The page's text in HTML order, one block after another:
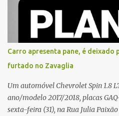
que, ao receber a entrega, voltou a
baixo calão e insultos. Ela
sozinha e que se sentiu
situação. Fonte: São Carlos Agora
Carro apresenta pane, é deixado
furtado no Zavaglia
Um automóvel Chevrolet Spin 1.8
ano/modelo 2017/2018, placas
sexta-feira (31), na Rua Julia